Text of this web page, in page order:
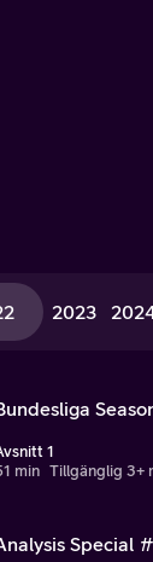
2023
1
min Tillgänglig 3+
Special